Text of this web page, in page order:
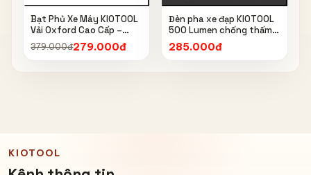
Bạt Phủ Xe Máy KIOTOOL
Vải Oxford Cao Cấp –
Chống Nắng, Chống Mưa,
Chống Bụi, Chống Tia UV,
379.000đ279.000đ
Đèn pha xe đạp KIOTOOL
500 Lumen chống thấm
nước IPX6 6603
285.000đ
KIOTOOL